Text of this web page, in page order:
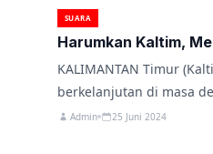
SUARA
Harumkan Kaltim,
KALIMANTAN Timur
berkelanjutan di masa
Admin 25 Juni 2024